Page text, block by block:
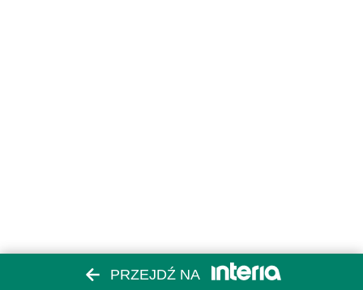
PRZEJDŹ NA